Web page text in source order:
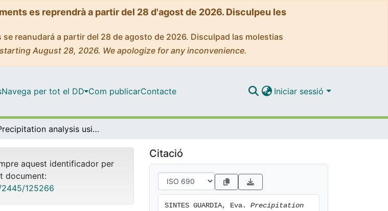
es reprendrà a partir del 28 d'agost de 2026. Disculpeu les
reanudará a partir del 28 de agosto de 2026. Disculpad las molestias
August 28, 2026. We apologize for any inconvenience.
Navega per tot el DD Com publicarContacte Iniciar sessió
Precipitation analysis using disdrometer observations
aquest identificador per
document:
125266
Citació
SINTES GUARDIA, Eva. Precipitation